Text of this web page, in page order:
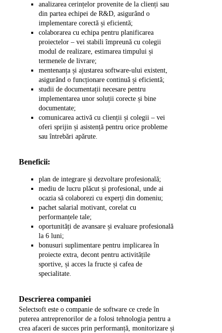
analizarea cerințelor provenite de la clienți sau
din partea echipei de R&D, asigurând o
implementare corectă și eficientă;
colaborarea cu echipa pentru planificarea
proiectelor – vei stabili împreună cu colegii
modul de realizare, estimarea timpului și
termenele de livrare;
mentenanța și ajustarea software-ului existent,
asigurând o funcționare continuă și eficientă;
studii de documentații necesare pentru
implementarea unor soluții corecte și bine
documentate;
comunicarea activă cu clienții și colegii – vei
oferi sprijin și asistență pentru orice probleme
sau întrebări apărute.
Beneficii:
plan de integrare și dezvoltare profesională;
mediu de lucru plăcut și profesional, unde ai
ocazia să colaborezi cu experți din domeniu;
pachet salarial motivant, corelat cu
performanțele tale;
oportunități de avansare și evaluare profesională
la 6 luni;
bonusuri suplimentare pentru implicarea în
proiecte extra, decont pentru activitățile
sportive, și acces la fructe și cafea de
specialitate.
Descrierea companiei
Selectsoft este o companie de software ce crede în
puterea antreprenorilor de a folosi tehnologia pentru a
crea afaceri de succes prin performanță, monitorizare și